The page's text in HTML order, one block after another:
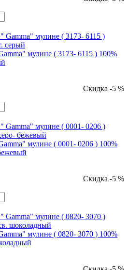
мулине ( 3173- 6115 ) 100%
Скидка -5 %
мулине ( 0001- 0206 ) 100%
Скидка -5 %
мулине ( 0820- 3070 ) 100%